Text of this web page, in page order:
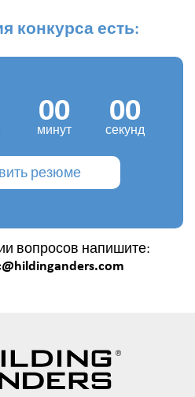
конкурса есть:
00
минут
00
секунд
резюме
вопросов напишите: